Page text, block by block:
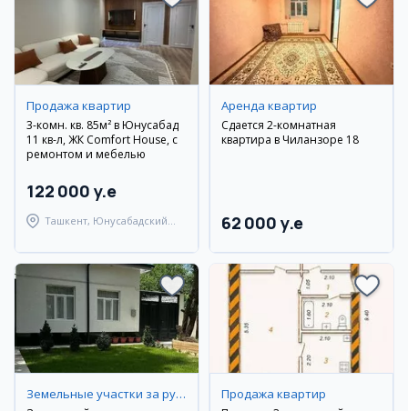
Продажа квартир
3-комн. кв. 85м² в Юнусабад
11 кв-л, ЖК Comfort House, с
ремонтом и мебелью
122 000 y.e
Ташкент, Юнусабадский
Аренда квартир
Сдается 2-комнатная
квартира в Чиланзоре 18
62 000 y.e
Земельные участки за рубежом Продажа квартир